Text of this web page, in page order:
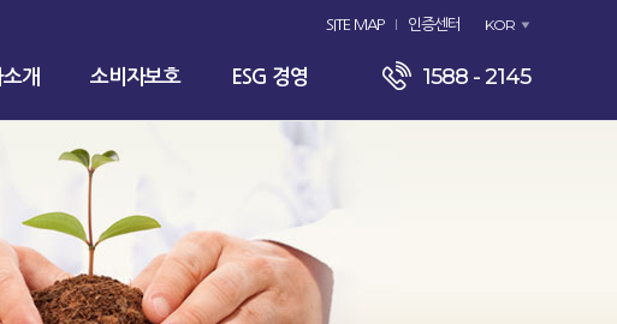
SITE MAP 인증센터 KOR
개 소비자보호 ESG 경영 1588 - 2145